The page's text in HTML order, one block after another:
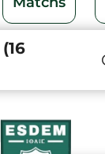
(16